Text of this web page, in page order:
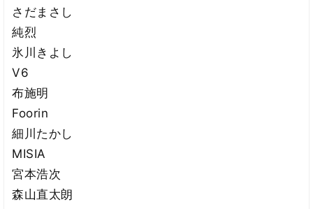
さだまさし
純烈
氷川きよし
V6
布施明
Foorin
細川たかし
MISIA
宮本浩次
森山直太朗